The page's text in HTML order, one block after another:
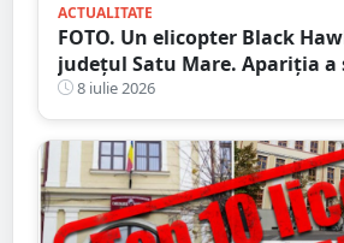
ACTUALITATE
FOTO. Un elicopter Black
județul Satu Mare. Apariția
curiozitatea localnicilor
8 iulie 2026